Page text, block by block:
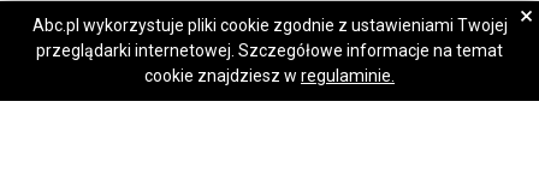
Napisz wiadomość
Napisz wiadomość
Kacper
Abc.pl wykorzystuje pliki cookie zgodnie z ustawieniami Twojej
przeglądarki internetowej. Szczegółowe informacje na temat
cookie znajdziesz w regulaminie.
×